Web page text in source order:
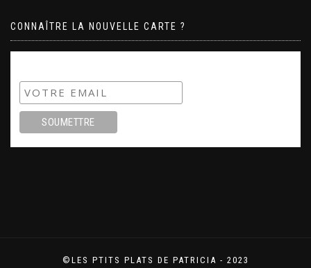
CONNAÎTRE LA NOUVELLE CARTE ?
©LES PTITS PLATS DE PATRICIA - 2023